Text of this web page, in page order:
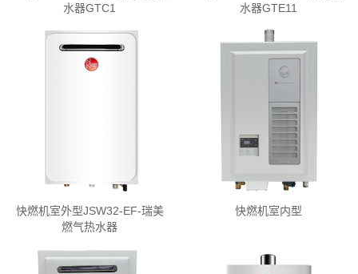
水器GTC1
水器GTE11
快燃机室外型JSW32-EF-瑞美
燃气热水器
快燃机室内型